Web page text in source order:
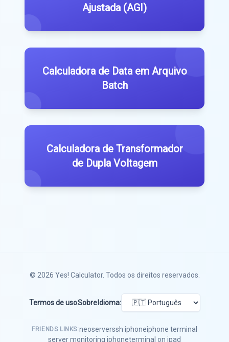
Ajustada (AGI)
Calculadora de Data em Arquivo
Batch
Calculadora de Transformador
de Dupla Voltagem
© 2026 Yes! Calculator. Todos os direitos reservados.
Termos de usoSobreIdioma:
FRIENDS LINKS:neoserverssh iphoneiphone terminal
server monitoring iphoneterminal on ipad